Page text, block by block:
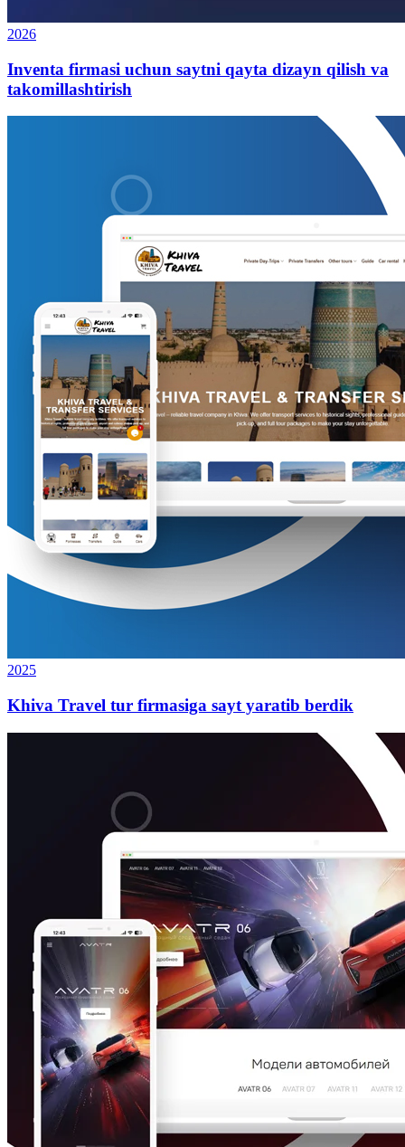
2026
Inventa firmasi uchun saytni qayta dizayn qilish va
takomillashtirish
2025
Khiva Travel tur firmasiga sayt yaratib berdik